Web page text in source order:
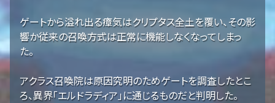
ゲートから溢れ出る瘴気はクリプタス全土を覆い、その影
響か従来の召喚方式は正常に機能しなくなってしまっ
た。
アクラス召喚院は原因究明のためゲートを調査したとこ
ろ、異界「エルドラディア」に通じるものだと判明した。